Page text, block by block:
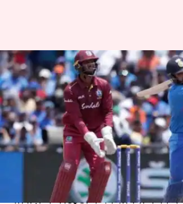
पिछले एक दशक से
खिलाफ भारत का रहा है
जानिए आंकड़े
लेखन Neeraj Pandey Dec 04, 2019 09:00 pm
भारतीय क्रिकेट टीम छह दिसंबर से
सीरीज़ में वेस्टइंडीज का सामना करने के